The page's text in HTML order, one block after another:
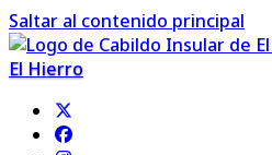
Saltar al contenido principal
El Hierro